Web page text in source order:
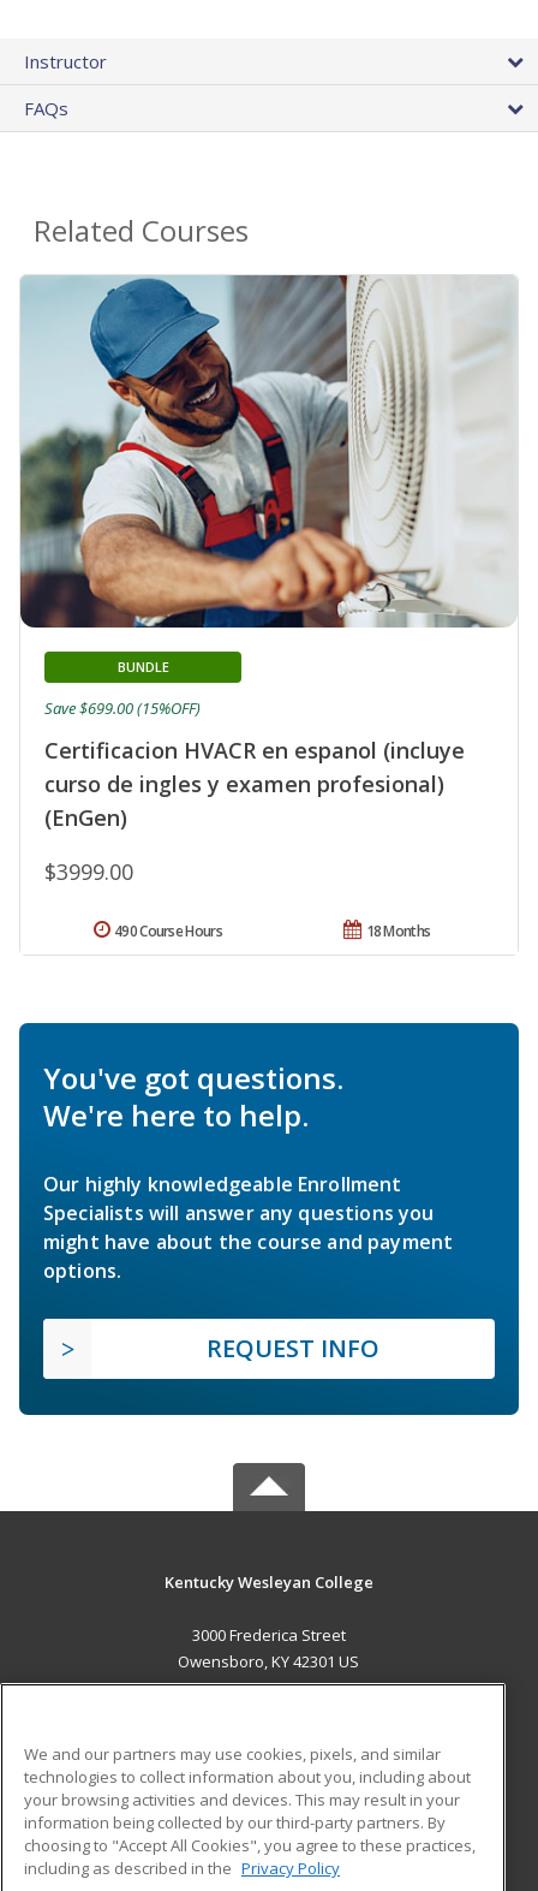
Instructor
FAQs
Related Courses
Certificacion HVACR en espanol (incluye
curso de ingles y examen profesional)
(EnGen)
BUNDLE
$3999.00
Save $699.00 (15%OFF)
18 Months
490 Course Hours
You've got questions.
We're here to help.
Our highly knowledgeable Enrollment
Specialists will answer any questions you
might have about the course and payment
options.
REQUEST INFO
Kentucky Wesleyan College
3000 Frederica Street
Owensboro, KY 42301 US
ADDITIONAL RESOURCES
Military
Financial Assistance
Help
Student Blog
We and our partners may use cookies, pixels, and similar
technologies to collect information about you, including about
your browsing activities and devices. This may result in your
information being collected by our third-party partners. By
choosing to "Accept All Cookies", you agree to these practices,
including as described in the Privacy Policy